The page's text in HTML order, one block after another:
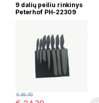
9 dalių peiliu rinkinys
Peterhof PH-22309
€35.70